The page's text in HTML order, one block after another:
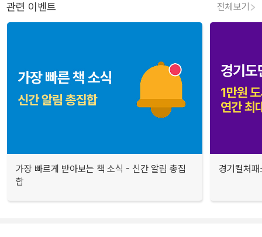
관련 이벤트 전체보기
가장 빠르게 받아보는 책 소식 - 신간 알림 총집
합
경기컬처